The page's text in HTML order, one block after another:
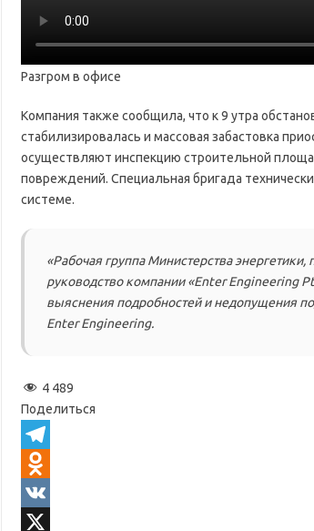
Разгром в офисе
Компания также сообщила, что к 9 утра
стабилизировалась и массовая забастовка
осуществляют инспекцию строительной
повреждений. Специальная бригада
системе.
«Рабочая группа Министерства
руководство компании «Enter Engineering
выяснения подробностей и недопущения
Enter Engineering.
4 489
Поделиться
T
eO
V